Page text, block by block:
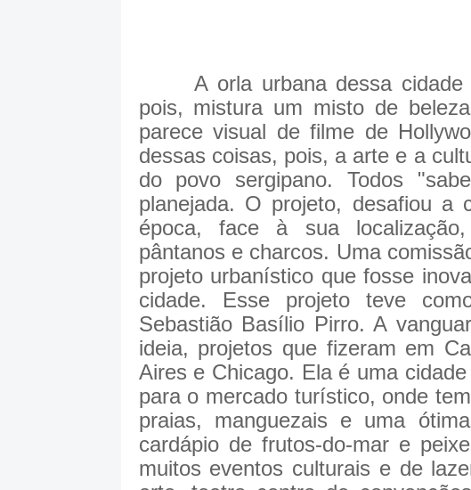
A orla urbana dessa cidade
pois, mistura um misto de
parece visual de filme de
dessas coisas, pois, a arte e a
do povo sergipano. Todos
planejada. O projeto, desafiou a
época, face à sua
pântanos e charcos. Uma
projeto urbanístico que fosse
cidade. Esse projeto teve
Sebastião Basílio Pirro. A
ideia, projetos que fizeram em
Aires e Chicago. Ela é uma
para o mercado turístico, onde
praias, manguezais e uma
cardápio de frutos-do-mar e
muitos eventos culturais e de